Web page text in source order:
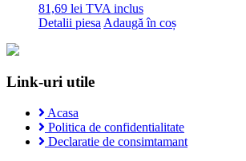
81,69 lei TVA inclus
Detalii piesa Adaugă în coș
Link-uri utile
Acasa
Politica de confidentialitate
Declaratie de consimtamant